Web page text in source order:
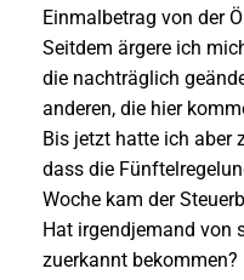
Einmalbetrag von der
Seitdem ärgere ich
die nachträglich
anderen, die hier
Bis jetzt hatte ich aber
dass die
Woche kam der
Hat irgendjemand von
zuerkannt bekommen?